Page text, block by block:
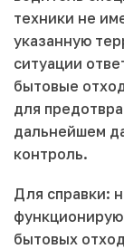
техники не
указанную
ситуации
бытовые
для
дальнейшем
контроль.
Для справки:
бытовых